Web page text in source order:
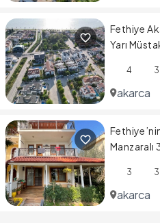
Fethiye
Yarı
4 3
akarca
Manzaralı
3 3
akarca